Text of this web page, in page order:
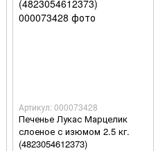
Артикул: 000073428
Печенье Лукас Марцелик
слоеное с изюмом 2.5 кг.
(4823054612373)